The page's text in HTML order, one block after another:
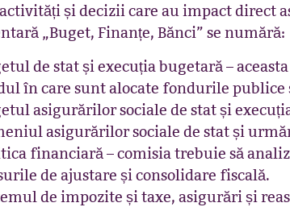
și decizii care au impact direct
„Buget, Finanțe, Bănci” se numără:
de stat și execuția bugetară –
în care sunt alocate fondurile publice
asigurărilor sociale de stat și
asigurărilor sociale de stat și
financiară – comisia trebuie să
de ajustare și consolidare fiscală.
de impozite și taxe, asigurări și